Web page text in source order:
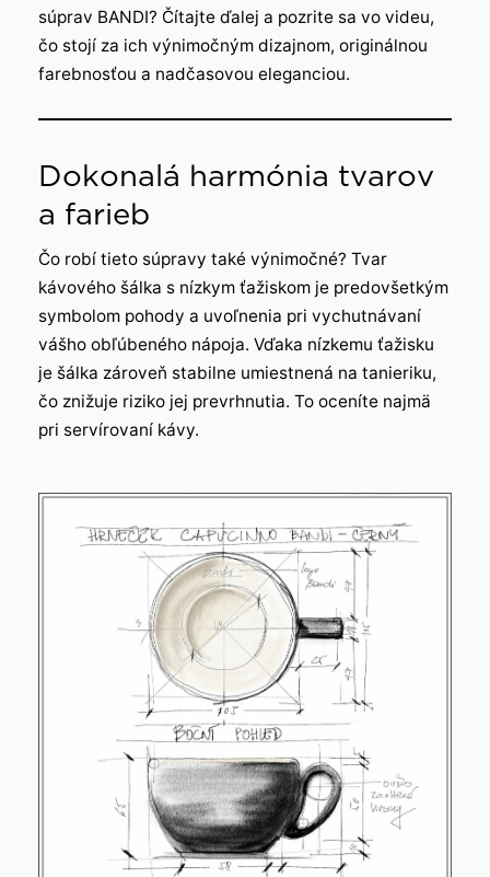
súprav BANDI? Čítajte ďalej a pozrite sa vo videu,
čo stojí za ich výnimočným dizajnom, originálnou
farebnosťou a nadčasovou eleganciou.
Dokonalá harmónia tvarov
a farieb
Čo robí tieto súpravy také výnimočné? Tvar
kávového šálka s nízkym ťažiskom je predovšetkým
symbolom pohody a uvoľnenia pri vychutnávaní
vášho obľúbeného nápoja. Vďaka nízkemu ťažisku
je šálka zároveň stabilne umiestnená na tanieriku,
čo znižuje riziko jej prevrhnutia. To oceníte najmä
pri servírovaní kávy.